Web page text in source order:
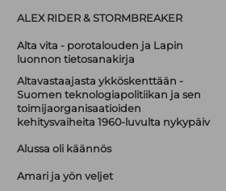
ALEX RIDER & STORMBREAKER
Alta vita - porotalouden ja Lapin
luonnon tietosanakirja
Altavastaajasta ykköskenttään -
Suomen teknologiapolitiikan ja sen
toimijaorganisaatioiden
kehitysvaiheita 1960-luvulta nykypäiv
Alussa oli käännös
Amari ja yön veljet